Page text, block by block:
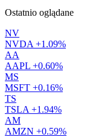
Ostatnio oglądane
NV
NVDA +1.09%
AA
AAPL +0.60%
MS
MSFT +0.16%
TS
TSLA +1.94%
AM
AMZN +0.59%